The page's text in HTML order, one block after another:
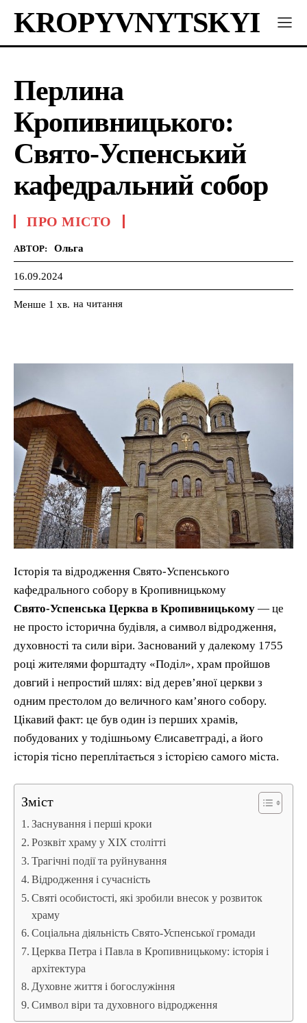
KROPYVNYTSKYI
Перлина
Кропивницького:
Свято-Успенський
кафедральний собор
ПРО МІСТО
АВТОР: Ольга
16.09.2024
Менше 1 хв. на читання
Історія та відродження Свято-Успенського
кафедрального собору в Кропивницькому
Свято-Успенська Церква в Кропивницькому — це
не просто історична будівля, а символ відродження,
духовності та сили віри. Заснований у далекому 1755
році жителями форштадту «Поділ», храм пройшов
довгий і непростий шлях: від дерев’яної церкви з
одним престолом до величного кам’яного собору.
Цікавий факт: це був один із перших храмів,
побудованих у тодішньому Єлисаветграді, а його
історія тісно переплітається з історією самого міста.
Зміст
Заснування і перші кроки
Розквіт храму у XIX столітті
Трагічні події та руйнування
Відродження і сучасність
Святі особистості, які зробили внесок у розвиток
храму
Соціальна діяльність Свято-Успенської громади
Церква Петра і Павла в Кропивницькому: історія і
архітектура
Духовне життя і богослужіння
Символ віри та духовного відродження